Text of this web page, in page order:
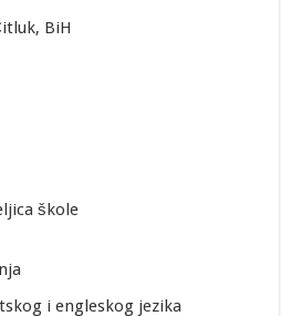
BiH
škole
i engleskog jezika